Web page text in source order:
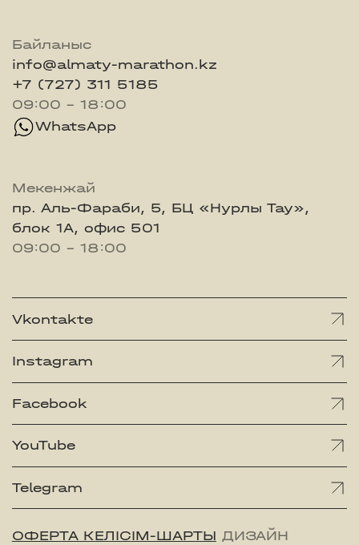
Байланыс
info@almaty-marathon.kz
+7 (727) 311 5185
09:00 - 18:00
WhatsApp
Мекенжай
пр. Аль-Фараби, 5, БЦ «Нурлы Тау»,
блок 1А, офис 501
09:00 - 18:00
Vkontakte
Instagram
Facebook
YouTube
Telegram
ОФЕРТА КЕЛІСІМ-ШАРТЫ ДИЗАЙН